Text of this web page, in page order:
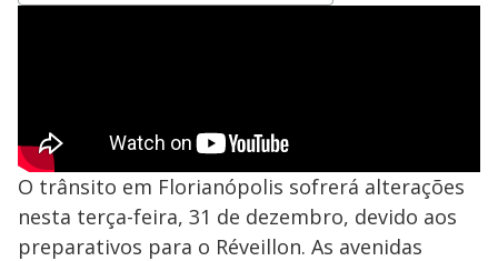
O trânsito em Florianópolis sofrerá alterações
nesta terça-feira, 31 de dezembro, devido aos
preparativos para o Réveillon. As avenidas